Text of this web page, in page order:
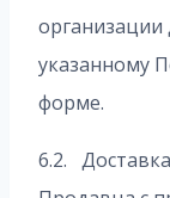
организации
указанному
форме.
6.2.